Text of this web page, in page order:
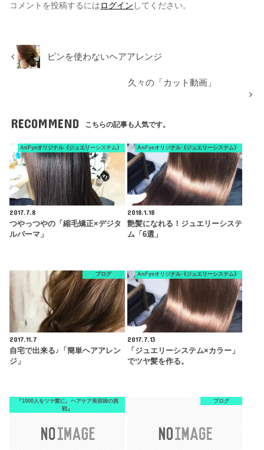
コメントを投稿するにはログイン してください。
ピンを使わないヘアアレンジ
久々の「カット動画」
RECOMMEND こちらの記事も人気です。
AnFyeオリジナル《ジュエリーシステム》
2017.7.8
つやっつやの「縮毛矯正×デジタ
ルパーマ」
AnFyeオリジナル《ジュエリーシステム》
2018.1.18
艶髪になれる！ジュエリーシステ
ム「6選」
ブログ
2017.11.7
自宅で出来る♪「簡単ヘアアレン
ジ」
AnFyeオリジナル《ジュエリーシステム》
2017.7.13
「ジュエリーシステム×カラー」
でツヤ髪を作る。
『1000人をツヤ髪に。ヘアケア美容師の挑
戦』
ブログ